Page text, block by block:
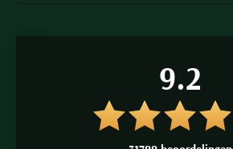
9.2